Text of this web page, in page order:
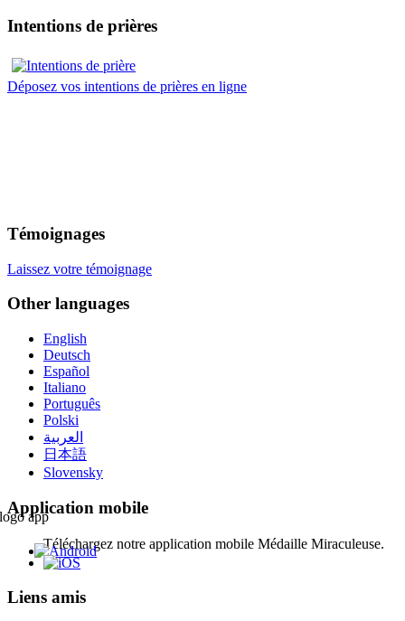
Intentions de prières
Déposez vos intentions de prières en ligne
Témoignages
Laissez votre témoignage
Other languages
English
Deutsch
Español
Italiano
Português
Polski
العربية
日本語
Slovensky
Application mobile
Téléchargez notre application mobile Médaille Miraculeuse.
Liens amis